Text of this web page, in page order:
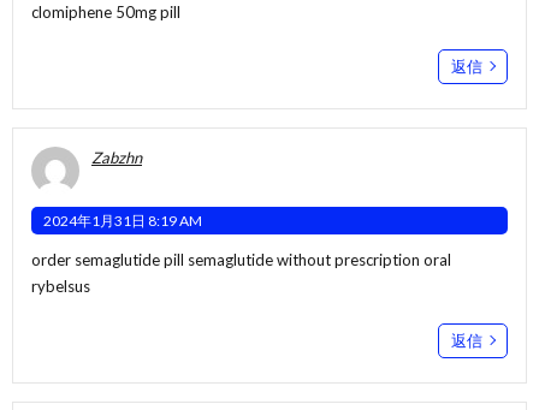
clomiphene 50mg pill
返信
Zabzhn
2024年1月31日 8:19 AM
order semaglutide pill semaglutide without prescription oral
rybelsus
返信